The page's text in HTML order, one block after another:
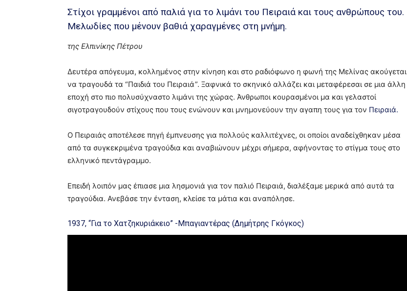
Στίχοι γραμμένοι από παλιά για το λιμάνι του Πειραιά και τους ανθρώπους του.
Μελωδίες που μένουν βαθιά χαραγμένες στη μνήμη.
της Ελπινίκης Πέτρου
Δευτέρα απόγευμα, κολλημένος στην κίνηση και στο ραδιόφωνο η φωνή της Μελίνας ακούγεται
να τραγουδά τα “Παιδιά του Πειραιά”. Ξαφνικά το σκηνικό αλλάζει και μεταφέρεσαι σε μια άλλη
εποχή στο πιο πολυσύχναστο λιμάνι της χώρας. Άνθρωποι κουρασμένοι μα και γελαστοί
σιγοτραγουδούν στίχους που τους ενώνουν και μνημονεύουν την αγαπη τους για τον Πειραιά.
Ο Πειραιάς αποτέλεσε πηγή έμπνευσης για πολλούς καλλιτέχνες, οι οποίοι αναδείχθηκαν μέσα
από τα συγκεκριμένα τραγούδια και αναβιώνουν μέχρι σήμερα, αφήνοντας το στίγμα τους στο
ελληνικό πεντάγραμμο.
Επειδή λοιπόν μας έπιασε μια λησμονιά για τον παλιό Πειραιά, διαλέξαμε μερικά από αυτά τα
τραγούδια. Ανεβάσε την ένταση, κλείσε τα μάτια και αναπόλησε.
1937, “Για το Χατζηκυριάκειο” -Μπαγιαντέρας (Δημήτρης Γκόγκος)